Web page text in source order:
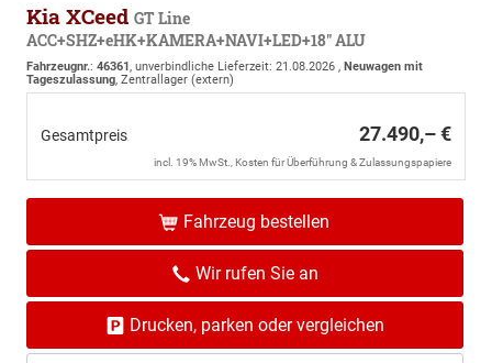
Kia XCeed GT Line
ACC+SHZ+eHK+KAMERA+NAVI+LED+18" ALU
Fahrzeugnr.: 46361, unverbindliche Lieferzeit: 21.08.2026 , Neuwagen mit
Tageszulassung, Zentrallager (extern)
Gesamtpreis 27.490,– €
incl. 19% MwSt., Kosten für Überführung & Zulassungspapiere
Fahrzeug bestellen
Wir rufen Sie an
Drucken, parken oder vergleichen